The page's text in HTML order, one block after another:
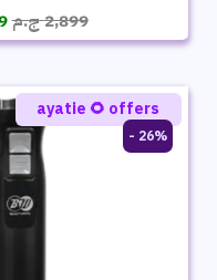
2,899ج.م
26% -
ayatie 🌻 offers